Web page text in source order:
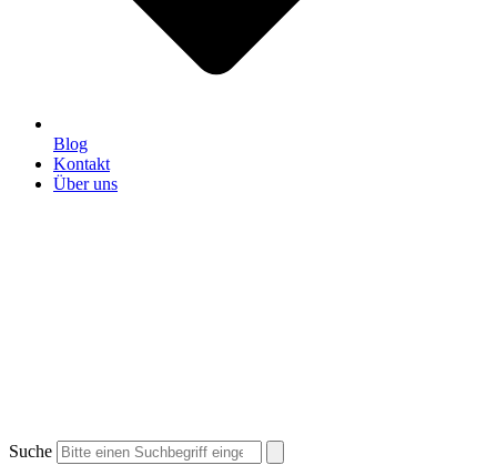
Blog
Kontakt
Über uns
Suche